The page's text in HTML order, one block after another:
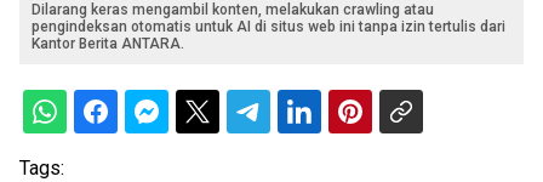
Dilarang keras mengambil konten, melakukan crawling atau
pengindeksan otomatis untuk AI di situs web ini tanpa izin tertulis dari
Kantor Berita ANTARA.
Tags: